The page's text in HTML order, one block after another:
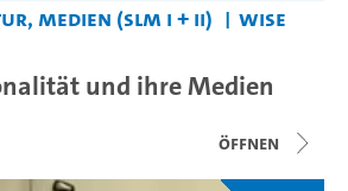
Medien (SLM I + II)
WiSe
und ihre Medien
Öffnen